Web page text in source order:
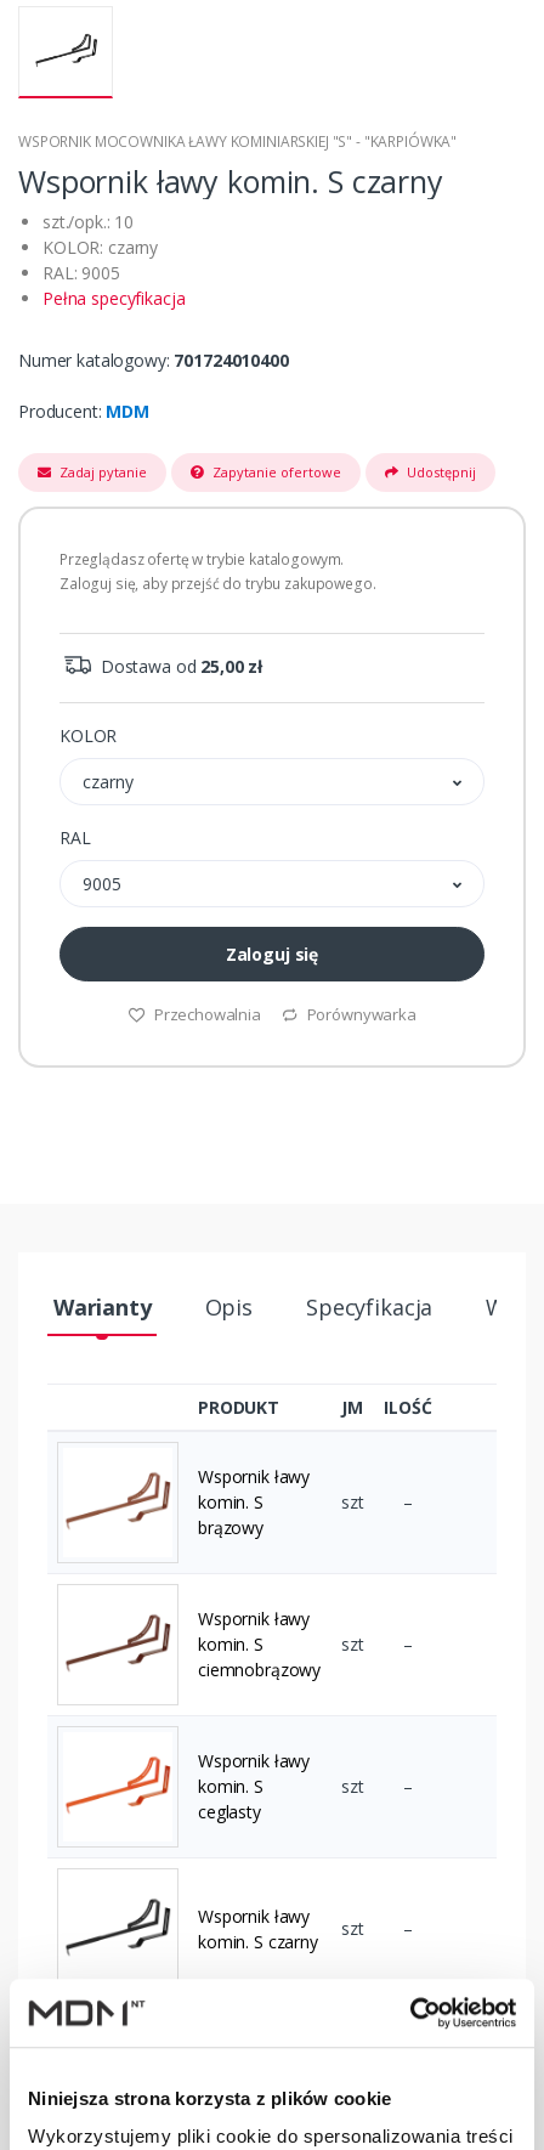
Niniejsza strona korzysta z plików cookie
Wykorzystujemy pliki cookie do spersonalizowania treści
WSPORNIK MOCOWNIKA ŁAWY KOMINIARSKIEJ "S" - "KARPIÓWKA"
Wspornik ławy komin. S czarny
szt./opk.: 10
KOLOR: czarny
RAL: 9005
Pełna specyfikacja
Numer katalogowy: 701724010400
Producent: MDM
Zadaj pytanie Zapytanie ofertowe Udostępnij
Przeglądasz ofertę w trybie katalogowym.
Zaloguj się, aby przejść do trybu zakupowego.
Dostawa od 25,00 zł
KOLOR
czarny
RAL
9005
Zaloguj się
Przechowalnia Porównywarka
Warianty Opis Specyfikacja
PRODUKT JM ILOŚĆ
Wspornik ławy
komin. S
brązowy
szt –
Wspornik ławy
komin. S
ciemnobrązowy
szt –
Wspornik ławy
komin. S
ceglasty
szt –
Wspornik ławy
komin. S czarny
szt –
Wspornik ławy
czerwony